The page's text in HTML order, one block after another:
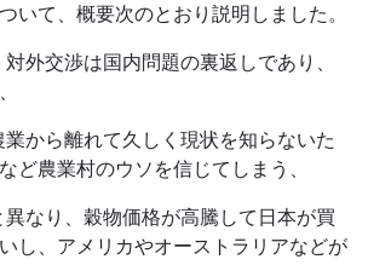
いて、概要次のとおり説明しました。
外交渉は国内問題の裏返しであり、
から離れて久しく現状を知らないた
ど農業村のウソを信じてしまう、
なり、穀物価格が高騰して日本が買
し、アメリカやオーストラリアなどが